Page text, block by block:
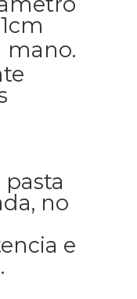
mano.
pasta
no
e